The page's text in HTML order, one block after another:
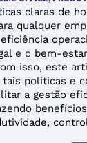
claras de
qualquer
e o bem-
isso, este
políticas e
a gestão